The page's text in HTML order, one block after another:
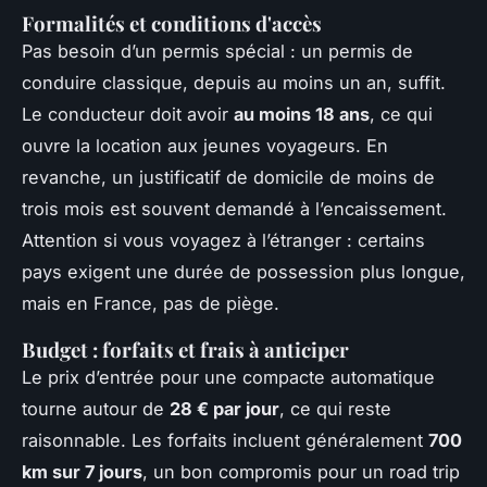
Formalités et conditions d'accès
Pas besoin d’un permis spécial : un permis de
conduire classique, depuis au moins un an, suffit.
Le conducteur doit avoir au moins 18 ans, ce qui
ouvre la location aux jeunes voyageurs. En
revanche, un justificatif de domicile de moins de
trois mois est souvent demandé à l’encaissement.
Attention si vous voyagez à l’étranger : certains
pays exigent une durée de possession plus longue,
mais en France, pas de piège.
Budget : forfaits et frais à anticiper
Le prix d’entrée pour une compacte automatique
tourne autour de 28 € par jour, ce qui reste
raisonnable. Les forfaits incluent généralement 700
km sur 7 jours, un bon compromis pour un road trip